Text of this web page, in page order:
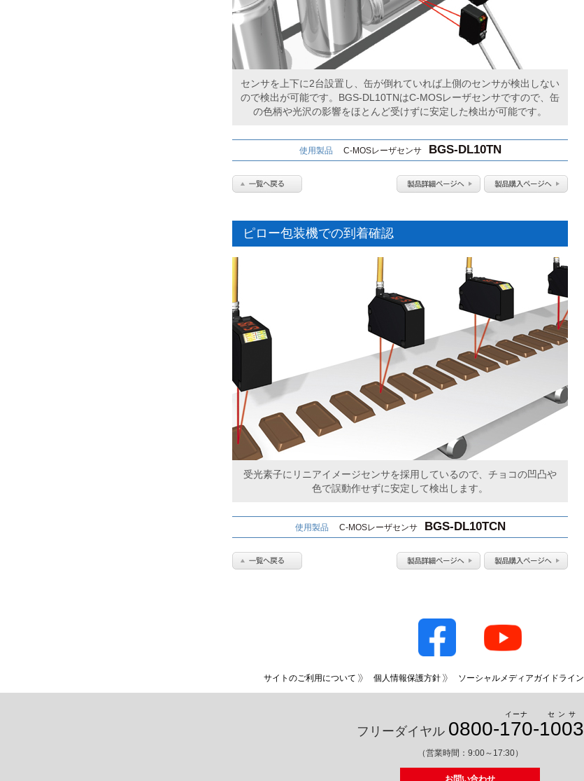
センサを上下に2台設置し、缶が倒れていれば上側のセンサが検出しない
ので検出が可能です。BGS-DL10TNはC-MOSレーザセンサですので、缶
の色柄や光沢の影響をほとんど受けずに安定した検出が可能です。
使用製品 C-MOSレーザセンサ BGS-DL10TN
ピロー包装機での到着確認
受光素子にリニアイメージセンサを採用しているので、チョコの凹凸や
色で誤動作せずに安定して検出します。
使用製品 C-MOSレーザセンサ BGS-DL10TCN
サイトのご利用について 個人情報保護方針 ソーシャルメディアガイドライン
フリーダイヤル 0800-170
イーナ
-1003
センサ
（営業時間：9:00～17:30）
お問い合わせ